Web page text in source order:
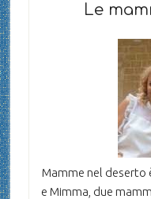
Le
Mamme nel deserto
e Mimma, due